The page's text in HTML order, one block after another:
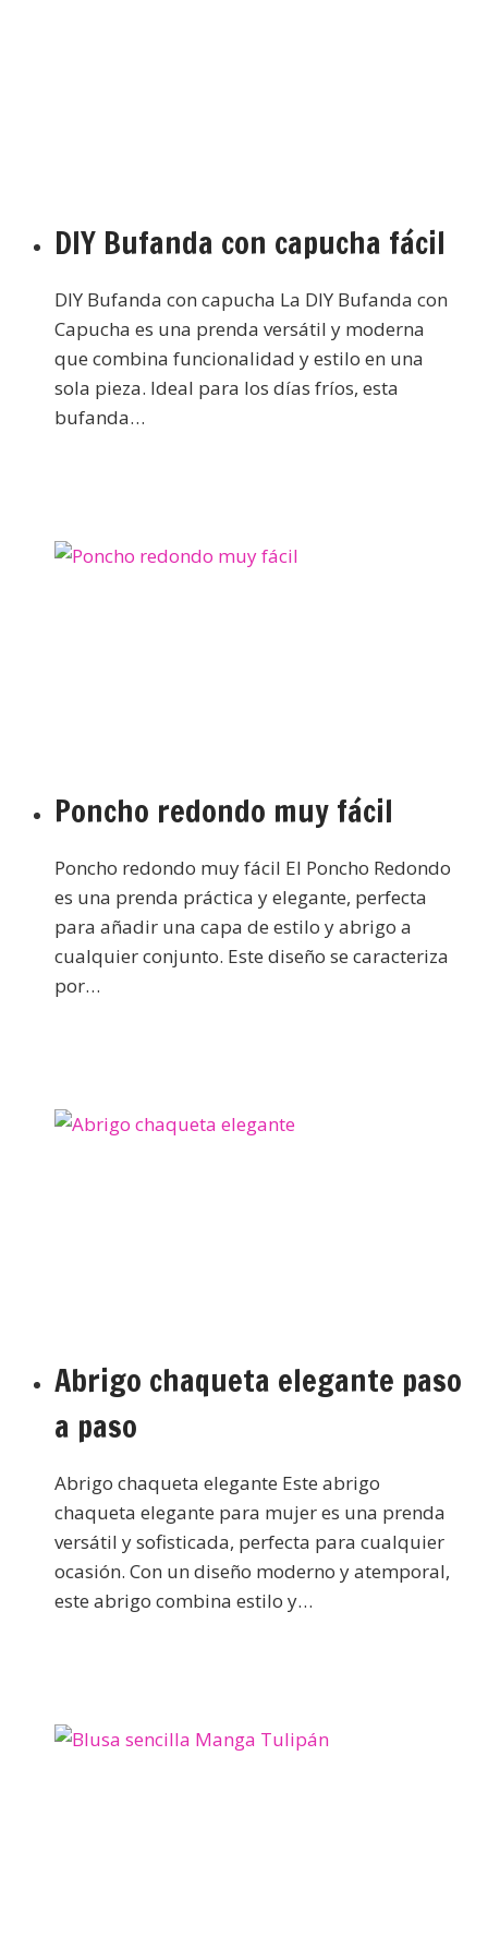
DIY Bufanda con capucha fácil
DIY Bufanda con capucha La DIY Bufanda con
Capucha es una prenda versátil y moderna
que combina funcionalidad y estilo en una
sola pieza. Ideal para los días fríos, esta
bufanda…
Poncho redondo muy fácil
Poncho redondo muy fácil El Poncho Redondo
es una prenda práctica y elegante, perfecta
para añadir una capa de estilo y abrigo a
cualquier conjunto. Este diseño se caracteriza
por…
Abrigo chaqueta elegante paso
a paso
Abrigo chaqueta elegante Este abrigo
chaqueta elegante para mujer es una prenda
versátil y sofisticada, perfecta para cualquier
ocasión. Con un diseño moderno y atemporal,
este abrigo combina estilo y…